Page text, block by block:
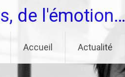
de l'émotion…
Accueil Actualité